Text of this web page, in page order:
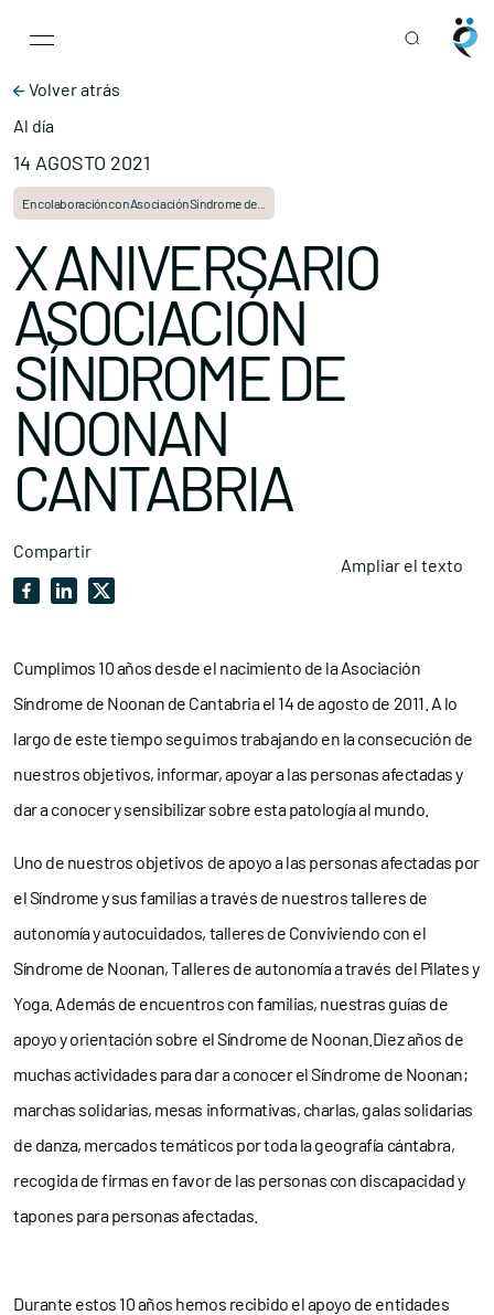
Main Navigation
Volver atrás
Al día
14 AGOSTO 2021
En colaboración con Asociación Síndrome de...
X ANIVERSARIO
ASOCIACIÓN
SÍNDROME DE
NOONAN
CANTABRIA
Compartir
Ampliar el texto
Cumplimos 10 años desde el nacimiento de la Asociación
Síndrome de Noonan de Cantabria el 14 de agosto de 2011. A lo
largo de este tiempo seguimos trabajando en la consecución de
nuestros objetivos, informar, apoyar a las personas afectadas y
dar a conocer y sensibilizar sobre esta patología al mundo.
Uno de nuestros objetivos de apoyo a las personas afectadas por
el Síndrome y sus familias a través de nuestros talleres de
autonomía y autocuidados, talleres de Conviviendo con el
Síndrome de Noonan, Talleres de autonomía a través del Pilates y
Yoga. Además de encuentros con familias, nuestras guías de
apoyo y orientación sobre el Síndrome de Noonan.Diez años de
muchas actividades para dar a conocer el Síndrome de Noonan;
marchas solidarias, mesas informativas, charlas, galas solidarias
de danza, mercados temáticos por toda la geografía cántabra,
recogida de firmas en favor de las personas con discapacidad y
tapones para personas afectadas.
Durante estos 10 años hemos recibido el apoyo de entidades